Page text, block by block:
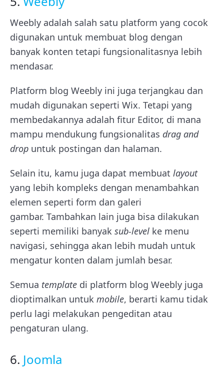
Weebly adalah salah satu platform yang cocok
digunakan untuk membuat blog dengan
banyak konten tetapi fungsionalitasnya lebih
mendasar.
Platform blog Weebly ini juga terjangkau dan
mudah digunakan seperti Wix. Tetapi yang
membedakannya adalah fitur Editor, di mana
mampu mendukung fungsionalitas drag and
drop untuk postingan dan halaman.
Selain itu, kamu juga dapat membuat layout
yang lebih kompleks dengan menambahkan
elemen seperti form dan galeri
gambar. Tambahkan lain juga bisa dilakukan
seperti memiliki banyak sub-level ke menu
navigasi, sehingga akan lebih mudah untuk
mengatur konten dalam jumlah besar.
Semua template di platform blog Weebly juga
dioptimalkan untuk mobile, berarti kamu tidak
perlu lagi melakukan pengeditan atau
pengaturan ulang.
6. Joomla